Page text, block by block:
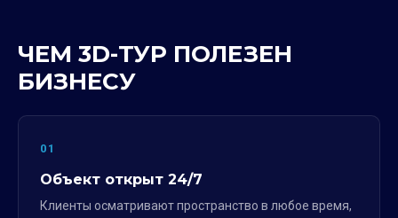
ЧЕМ 3D-ТУР ПОЛЕЗЕН
БИЗНЕСУ
01
Объект открыт 24/7
Клиенты осматривают пространство в любое время,